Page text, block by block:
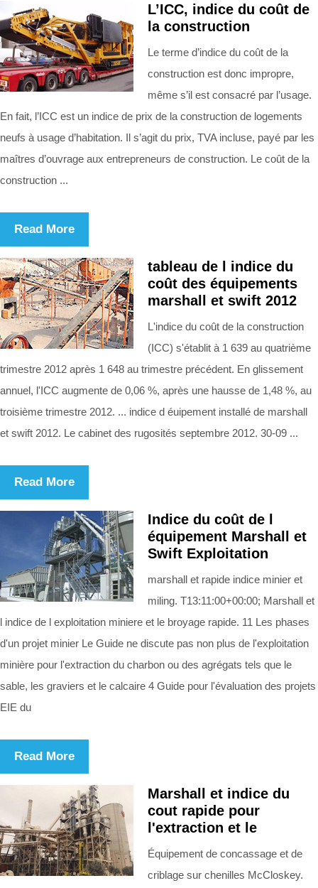
L’ICC, indice du coût de
la construction
Le terme d’indice du coût de la
construction est donc impropre,
même s’il est consacré par l’usage.
En fait, l’ICC est un indice de prix de la construction de logements
neufs à usage d’habitation. Il s’agit du prix, TVA incluse, payé par les
maîtres d’ouvrage aux entrepreneurs de construction. Le coût de la
construction ...
Read More
tableau de l indice du
coût des équipements
marshall et swift 2012
L'indice du coût de la construction
(ICC) s'établit à 1 639 au quatrième
trimestre 2012 après 1 648 au trimestre précédent. En glissement
annuel, l'ICC augmente de 0,06 %, après une hausse de 1,48 %, au
troisième trimestre 2012. ... indice d éuipement installé de marshall
et swift 2012. Le cabinet des rugosités septembre 2012. 30-09 ...
Read More
Indice du coût de l
équipement Marshall et
Swift Exploitation
marshall et rapide indice minier et
miling. T13:11:00+00:00; Marshall et
l indice de l exploitation miniere et le broyage rapide. 11 Les phases
d'un projet minier Le Guide ne discute pas non plus de l'exploitation
minière pour l'extraction du charbon ou des agrégats tels que le
sable, les graviers et le calcaire 4 Guide pour l'évaluation des projets
EIE du
Read More
Marshall et indice du
cout rapide pour
l'extraction et le
Équipement de concassage et de
criblage sur chenilles McCloskey.